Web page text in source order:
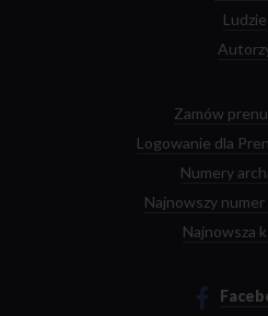
Ludzie
Zamów
Logowanie dla
Numery
Najnowszy
Najnowsza